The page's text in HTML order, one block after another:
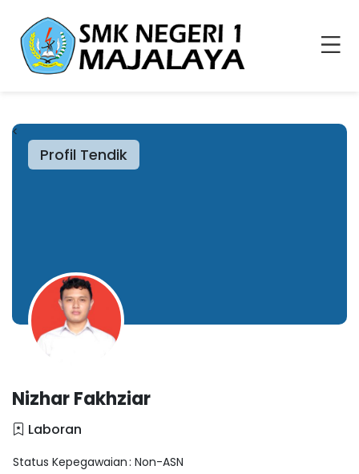
Profil Tendik
<
Nizhar Fakhziar
Laboran
Status Kepegawaian: Non-ASN